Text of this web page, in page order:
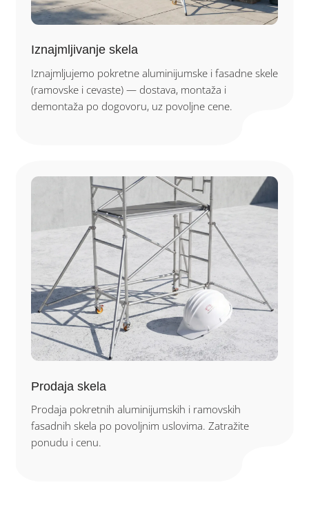
Iznajmljivanje skela
Iznajmljujemo pokretne aluminijumske i fasadne skele
(ramovske i cevaste) — dostava, montaža i
demontaža po dogovoru, uz povoljne cene.
Prodaja skela
Prodaja pokretnih aluminijumskih i ramovskih
fasadnih skela po povoljnim uslovima. Zatražite
ponudu i cenu.